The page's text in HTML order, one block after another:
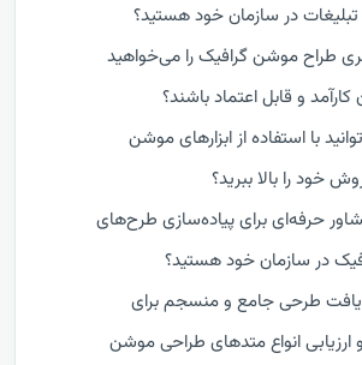
در سازمان خود هستید؟
طراح موشن گرافیک را می‌خواهید
و قابل اعتماد باشند؟
با استفاده از ابزارهای موشن
خود را بالا ببرید؟
حرفه‌ای برای پیاده‌سازی طرح‌های
در سازمان خود هستید؟
طرحی جامع و منسجم برای
انواع متدهای طراحی موشن